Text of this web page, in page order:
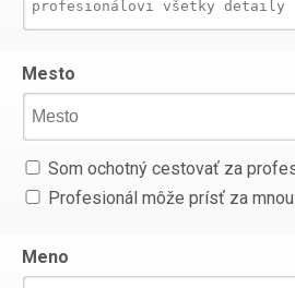
Mesto
Som ochotný cestovať za
Profesionál môže prísť za mnou
Meno